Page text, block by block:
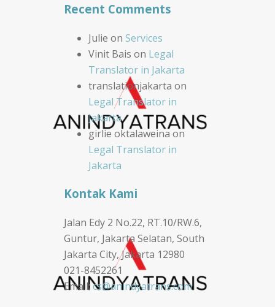
Recent Comments
Julie on Services
Vinit Bais on Legal
Translator in Jakarta
translationjakarta on
Legal Translator in
Jakarta
girlie oktalaweinaon
Legal Translator in
Jakarta
Kontak Kami
Jalan Edy 2 No.22, RT.10/RW.6,
Guntur, Jakarta Selatan, South
Jakarta City, Jakarta 12980
021-8452261
Email:cs@anindyatrans.com